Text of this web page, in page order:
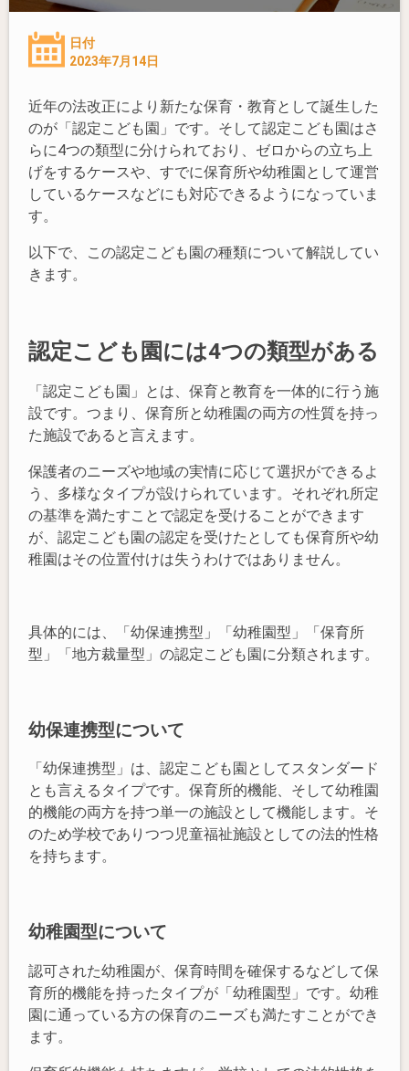
日付
2023年7月14日
近年の法改正により新たな保育・教育として誕生した
のが「認定こども園」です。そして認定こども園はさ
らに4つの類型に分けられており、ゼロからの立ち上
げをするケースや、すでに保育所や幼稚園として運営
しているケースなどにも対応できるようになっていま
す。
以下で、この認定こども園の種類について解説してい
きます。
認定こども園には4つの類型がある
「認定こども園」とは、保育と教育を一体的に行う施
設です。つまり、保育所と幼稚園の両方の性質を持っ
た施設であると言えます。
保護者のニーズや地域の実情に応じて選択ができるよ
う、多様なタイプが設けられています。それぞれ所定
の基準を満たすことで認定を受けることができます
が、認定こども園の認定を受けたとしても保育所や幼
稚園はその位置付けは失うわけではありません。
具体的には、「幼保連携型」「幼稚園型」「保育所
型」「地方裁量型」の認定こども園に分類されます。
幼保連携型について
「幼保連携型」は、認定こども園としてスタンダード
とも言えるタイプです。保育所的機能、そして幼稚園
的機能の両方を持つ単一の施設として機能します。そ
のため学校でありつつ児童福祉施設としての法的性格
を持ちます。
幼稚園型について
認可された幼稚園が、保育時間を確保するなどして保
育所的機能を持ったタイプが「幼稚園型」です。幼稚
園に通っている方の保育のニーズも満たすことができ
ます。